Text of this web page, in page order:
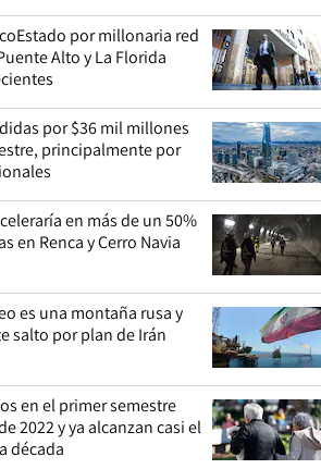
por millonaria red
Alto y La Florida
por $36 mil millones
principalmente por
en más de un 50%
en Renca y Cerro Navia
es una montaña rusa y
salto por plan de Irán
en el primer semestre
2022 y ya alcanzan casi el
década